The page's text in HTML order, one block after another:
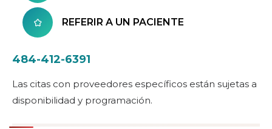
REFERIR A UN PACIENTE
484-412-6391
Las citas con proveedores específicos están sujetas a
disponibilidad y programación.